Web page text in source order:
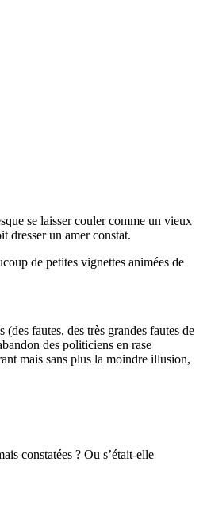
se laisser couler comme un vieux
dresser un amer constat.
de petites vignettes animées de
fautes, des très grandes fautes de
des politiciens en rase
mais sans plus la moindre illusion,
constatées ? Ou s’était-elle